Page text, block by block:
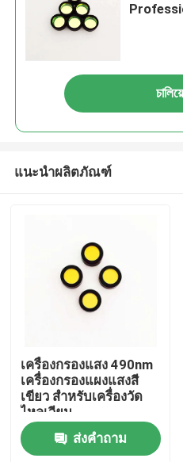
บ้าน
চালিয়ে
แนะนำผลิตภัณฑ์
เครื่องกรองแสง 490nm
เครื่องกรองแผงแสงสี
เขียว สําหรับเครื่องวัด
ไหลเวียน
ส่งคำถาม